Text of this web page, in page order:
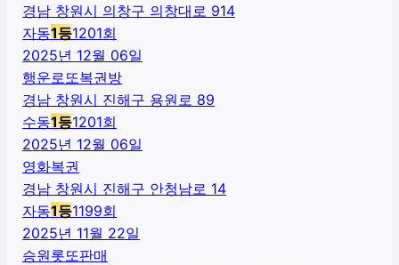
경남 창원시 의창구 의창대로 914
자동1등1201회
2025년 12월 06일
행운로또복권방
경남 창원시 진해구 용원로 89
수동1등1201회
2025년 12월 06일
영화복권
경남 창원시 진해구 안청남로 14
자동1등1199회
2025년 11월 22일
승원롯또판매